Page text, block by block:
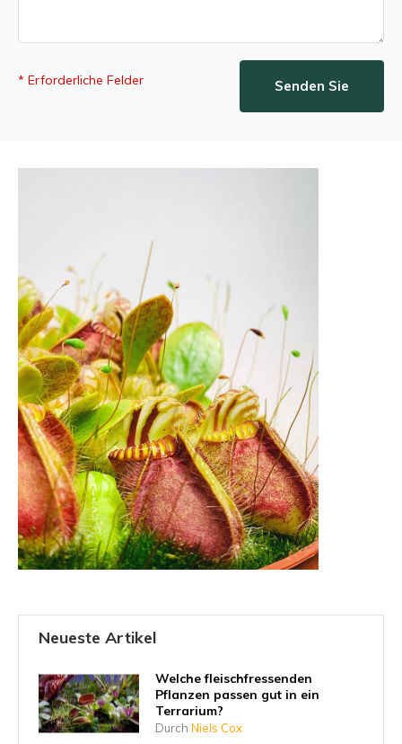
* Erforderliche Felder Senden Sie
Neueste Artikel
Welche fleischfressenden
Pflanzen passen gut in ein
Terrarium?
Durch Niels Cox